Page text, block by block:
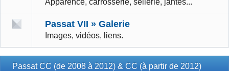
Passat VII » Galerie
Images, vidéos, liens.
Passat CC (de 2008 à 2012) & CC (à partir de 2012)